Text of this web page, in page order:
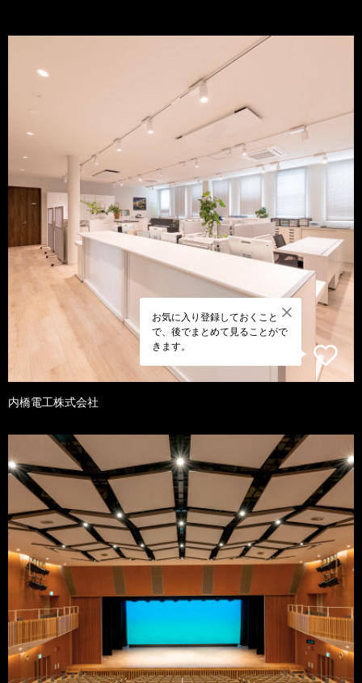
お気に入り登録しておくこと
で、後でまとめて見ることがで
きます。
内橋電工株式会社